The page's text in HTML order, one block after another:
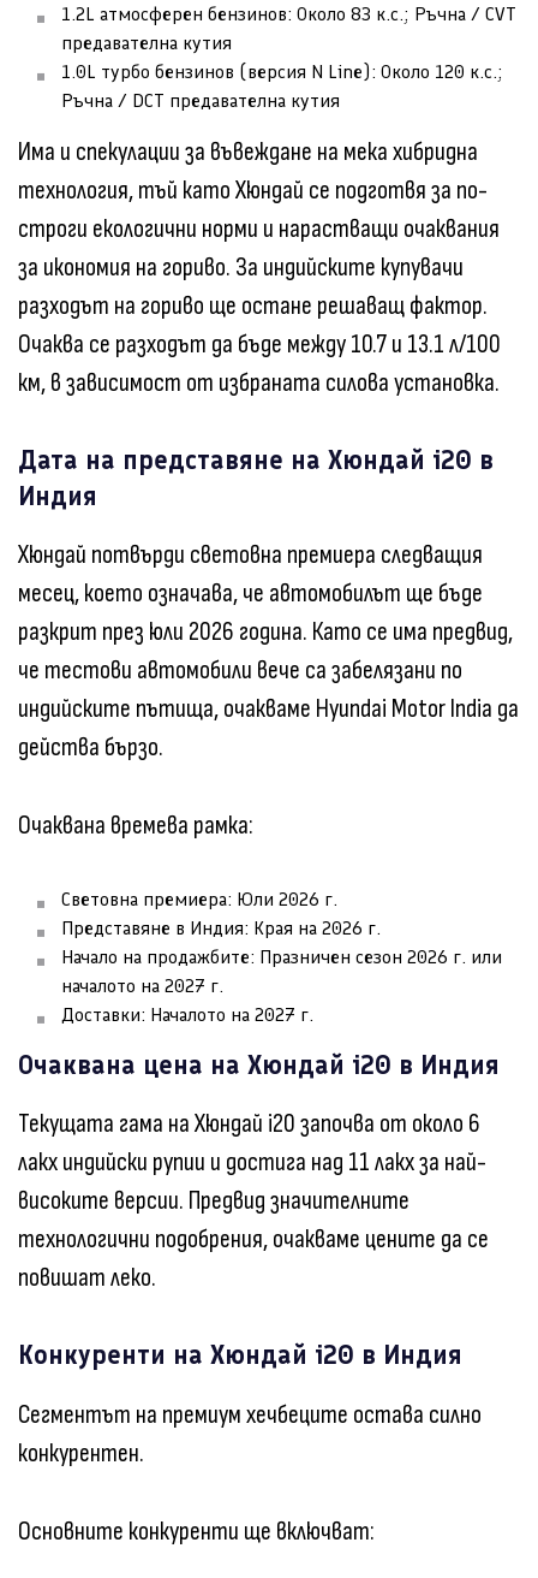
1.2L атмосферен бензинов: Около 83 к.с.; Ръчна / CVT
предавателна кутия
1.0L турбо бензинов (версия N Line): Около 120 к.с.;
Ръчна / DCT предавателна кутия
Има и спекулации за въвеждане на мека хибридна
технология, тъй като Хюндай се подготвя за по-
строги екологични норми и нарастващи очаквания
за икономия на гориво. За индийските купувачи
разходът на гориво ще остане решаващ фактор.
Очаква се разходът да бъде между 10.7 и 13.1 л/100
км, в зависимост от избраната силова установка.
Дата на представяне на Хюндай i20 в
Индия
Хюндай потвърди световна премиера следващия
месец, което означава, че автомобилът ще бъде
разкрит през юли 2026 година. Като се има предвид,
че тестови автомобили вече са забелязани по
индийските пътища, очакваме Hyundai Motor India да
действа бързо.
Очаквана времева рамка:
Световна премиера: Юли 2026 г.
Представяне в Индия: Края на 2026 г.
Начало на продажбите: Празничен сезон 2026 г. или
началото на 2027 г.
Доставки: Началото на 2027 г.
Очаквана цена на Хюндай i20 в Индия
Текущата гама на Хюндай i20 започва от около 6
лакх индийски рупии и достига над 11 лакх за най-
високите версии. Предвид значителните
технологични подобрения, очакваме цените да се
повишат леко.
Конкуренти на Хюндай i20 в Индия
Сегментът на премиум хечбеците остава силно
конкурентен.
Основните конкуренти ще включват: